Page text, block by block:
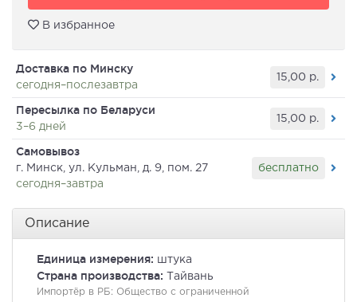
В избранное
Доставка по Минску
сегодня–послезавтра
15,00 р.
Пересылка по Беларуси
3–6 дней
15,00 р.
Самовывоз
г. Минск, ул. Кульман, д. 9, пом. 27
сегодня–завтра
бесплатно
Описание
Единица измерения: штука
Страна производства: Тайвань
Импортёр в РБ: Общество с ограниченной